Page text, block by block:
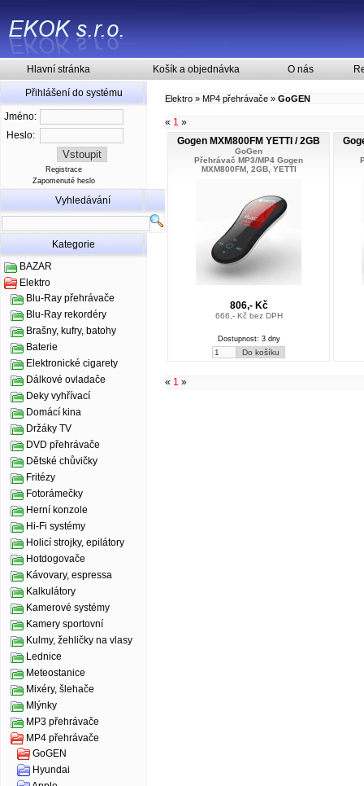
Hlavní stránka Košík a objednávka O nás
Přihlášení do systému
Jméno:
Heslo:
Registrace
Zapomenuté heslo
Vyhledávání
Kategorie
BAZAR
Elektro
Blu-Ray přehrávače
Blu-Ray rekordéry
Brašny, kufry, batohy
Baterie
Elektronické cigarety
Dálkové ovladače
Deky vyhřívací
Domácí kina
Držáky TV
DVD přehrávače
Dětské chůvičky
Fritézy
Fotorámečky
Herní konzole
Hi-Fi systémy
Holicí strojky, epilátory
Hotdogovače
Kávovary, espressa
Kalkulátory
Kamerové systémy
Kamery sportovní
Kulmy, žehličky na vlasy
Lednice
Meteostanice
Mixéry, šlehače
Mlýnky
MP3 přehrávače
MP4 přehrávače
GoGEN
Hyundai
Elektro » MP4 přehrávače » GoGEN
« 1 »
Gogen MXM800FM YETTI / 2GB
GoGen
Přehrávač MP3/MP4 Gogen
MXM800FM, 2GB, YETTI
806,- Kč
666,- Kč bez DPH
Dostupnost: 3 dny
« 1 »